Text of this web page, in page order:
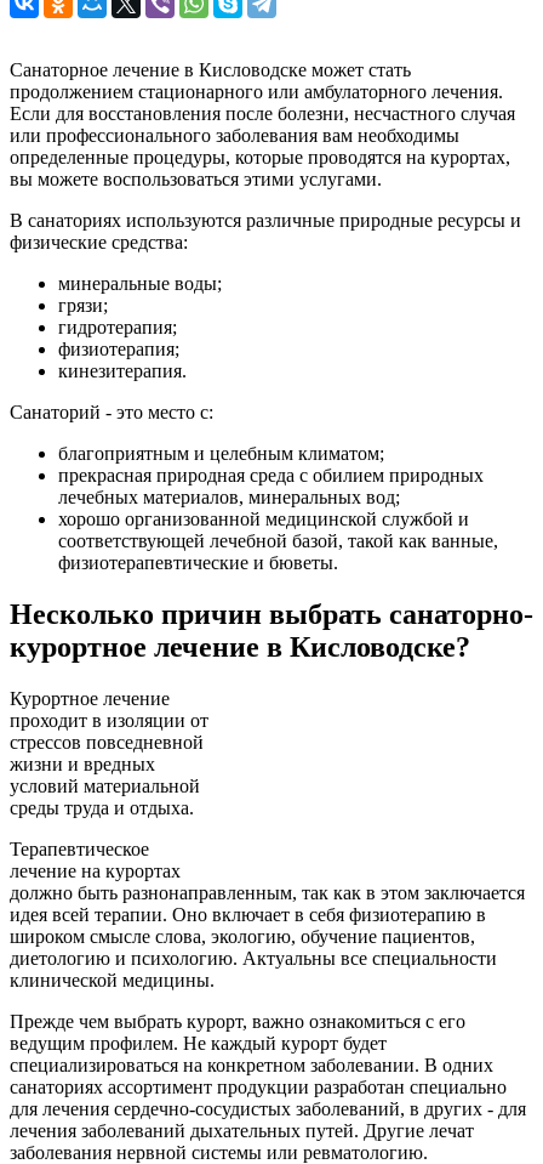
Санаторное лечение в Кисловодске может стать
продолжением стационарного или амбулаторного лечения.
Если для восстановления после болезни, несчастного случая
или профессионального заболевания вам необходимы
определенные процедуры, которые проводятся на курортах,
вы можете воспользоваться этими услугами.
В санаториях используются различные природные ресурсы и
физические средства:
минеральные воды;
грязи;
гидротерапия;
физиотерапия;
кинезитерапия.
Санаторий - это место с:
благоприятным и целебным климатом;
прекрасная природная среда с обилием природных
лечебных материалов, минеральных вод;
хорошо организованной медицинской службой и
соответствующей лечебной базой, такой как ванные,
физиотерапевтические и бюветы.
Несколько причин выбрать санаторно-
курортное лечение в Кисловодске?
Курортное лечение
проходит в изоляции от
стрессов повседневной
жизни и вредных
условий материальной
среды труда и отдыха.
Терапевтическое
лечение на курортах
должно быть разнонаправленным, так как в этом заключается
идея всей терапии. Оно включает в себя физиотерапию в
широком смысле слова, экологию, обучение пациентов,
диетологию и психологию. Актуальны все специальности
клинической медицины.
Прежде чем выбрать курорт, важно ознакомиться с его
ведущим профилем. Не каждый курорт будет
специализироваться на конкретном заболевании. В одних
санаториях ассортимент продукции разработан специально
для лечения сердечно-сосудистых заболеваний, в других - для
лечения заболеваний дыхательных путей. Другие лечат
заболевания нервной системы или ревматологию.